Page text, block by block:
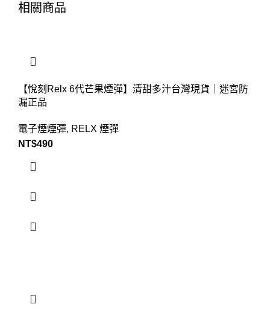
相關商品
【悅刻Relx 6代芒果煙彈】清甜多汁台灣現貨｜迷宮防
漏正品
電子煙煙彈, RELX 煙彈
NT$490